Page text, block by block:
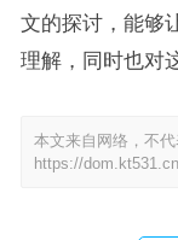
文的探讨，能够
理解，同时也对
本文来自网络，不
https://